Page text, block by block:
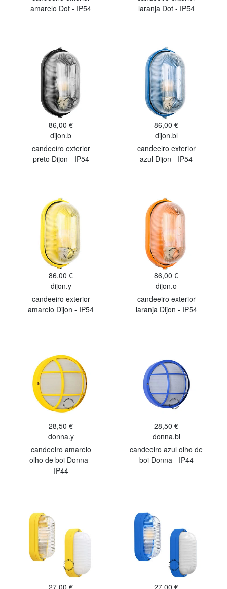
amarelo Dot - IP54
laranja Dot - IP54
86,00 €
dijon.b
candeeiro exterior
preto Dijon - IP54
86,00 €
dijon.bl
candeeiro exterior
azul Dijon - IP54
86,00 €
dijon.y
candeeiro exterior
amarelo Dijon - IP54
86,00 €
dijon.o
candeeiro exterior
laranja Dijon - IP54
28,50 €
donna.y
candeeiro amarelo
olho de boi Donna -
IP44
28,50 €
donna.bl
candeeiro azul olho de
boi Donna - IP44
27,00 €
27,00 €